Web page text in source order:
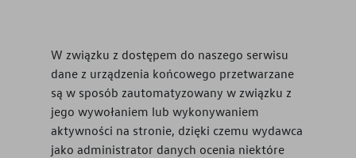
W związku z dostępem do naszego serwisu
dane z urządzenia końcowego przetwarzane
są w sposób zautomatyzowany w związku z
jego wywołaniem lub wykonywaniem
aktywności na stronie, dzięki czemu wydawca
jako administrator danych ocenia niektóre